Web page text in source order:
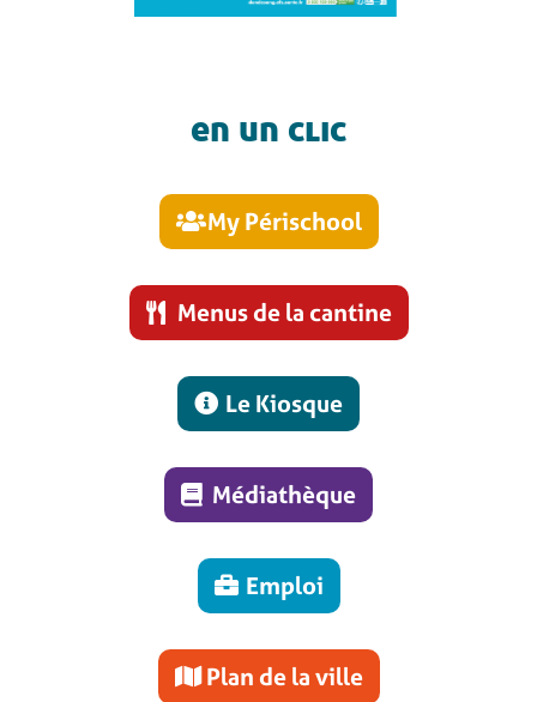
en un clic
My Périschool
Menus de la cantine
Le Kiosque
Médiathèque
Emploi
Plan de la ville